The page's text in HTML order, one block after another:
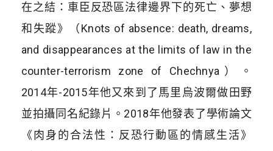
在之結：車臣反恐區法律邊界下的死亡、夢想
和失蹤》（Knots of absence: death, dreams,
and disappearances at the limits of law in the
counter-terrorism zone of Chechnya）。
2014年-2015年他又來到了馬里烏波爾做田野
並拍攝同名紀錄片。2018年他發表了學術論文
《肉身的合法性：反恐行動區的情感生活》